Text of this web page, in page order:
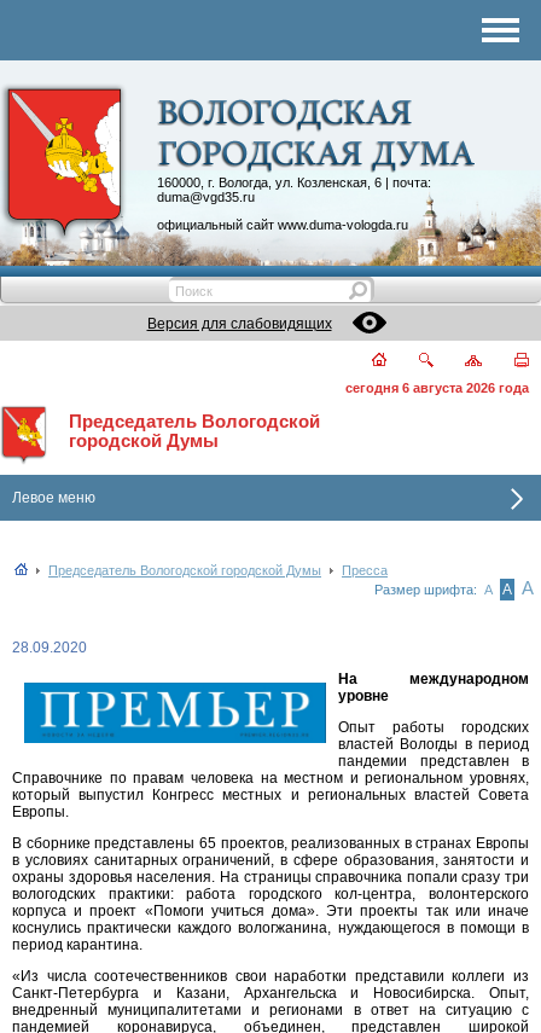
160000, г. Вологда, ул. Козленская, 6 | почта:
duma@vgd35.ru
официальный сайт www.duma-vologda.ru
Контакты
Депутатские объединения
Версия для слабовидящих
сегодня 6 августа 2026 года
Председатель Вологодской
городской Думы
Левое меню
Председатель Вологодской городской Думы
Пресса
Размер шрифта: А А А
28.09.2020
На международном
уровне
Опыт работы городских
властей Вологды в период
пандемии представлен в
Справочнике по правам человека на местном и региональном уровнях,
который выпустил Конгресс местных и региональных властей Совета
Европы.
В сборнике представлены 65 проектов, реализованных в странах Европы
в условиях санитарных ограничений, в сфере образования, занятости и
охраны здоровья населения. На страницы справочника попали сразу три
вологодских практики: работа городского кол-центра, волонтерского
корпуса и проект «Помоги учиться дома». Эти проекты так или иначе
коснулись практически каждого вологжанина, нуждающегося в помощи в
период карантина.
«Из числа соотечественников свои наработки представили коллеги из
Санкт-Петербурга и Казани, Архангельска и Новосибирска. Опыт,
внедренный муниципалитетами и регионами в ответ на ситуа­цию с
пандемией коронавируса, объединен, представлен широкой